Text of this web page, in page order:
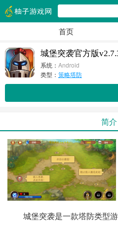
首页
城堡突袭官方版
系统： Android
类型： 策略塔防
简介
城堡突袭是一款塔防类型